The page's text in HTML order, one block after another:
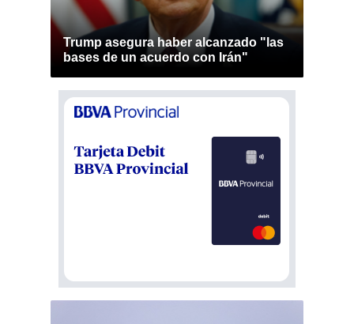
Trump asegura haber alcanzado "las
bases de un acuerdo con Irán"